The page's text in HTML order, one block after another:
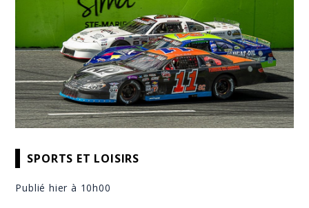
SPORTS ET LOISIRS
Publié hier à 10h00